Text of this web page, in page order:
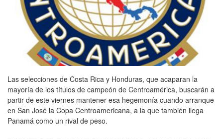
Las selecciones de Costa Rica y Honduras, que acaparan la
mayoría de los títulos de campeón de Centroamérica, buscarán a
partir de este viernes mantener esa hegemonía cuando arranque
en San José la Copa Centroamericana, a la que también llega
Panamá como un rival de peso.